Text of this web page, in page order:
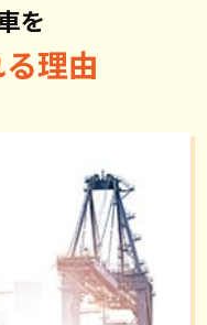
を
理由